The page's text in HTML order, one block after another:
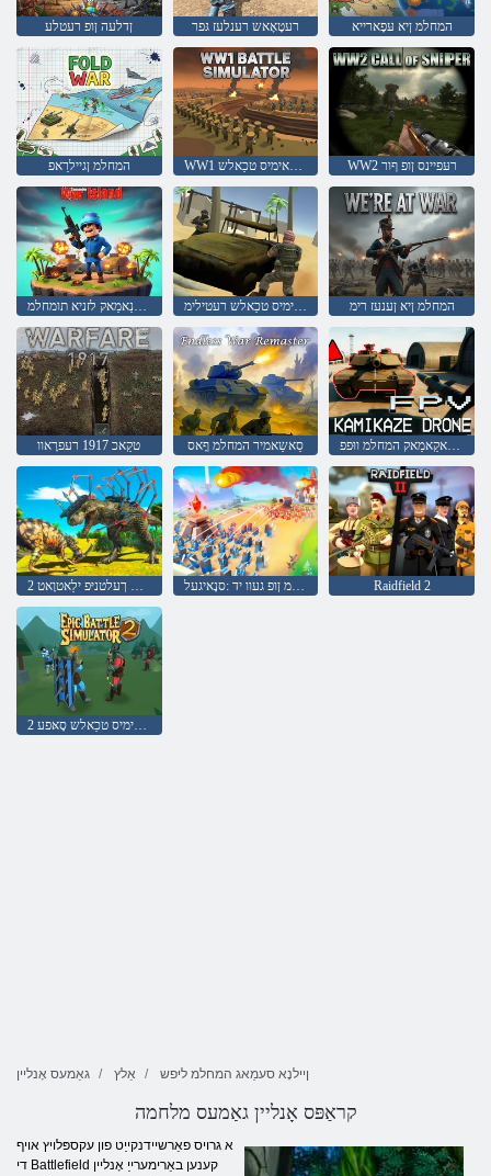
ןדלעה ןופ רעטלע רעטָאָאש רענלעז גּפר המחלמ ןיא עּפָארייא
המחלמ ןגיילרַאפ WW1 רעטיילַאימיס טכַאלש WW2 רעּפיינס ןופ ףור
רעטיילַאימיס טכַאלש רעטילימ המחלמ ןיא ןענעז רימ
טקַאכ 1917 רעפרָאוו סַאשַאמיר המחלמ ףָאס ןוָארד זַאקַאמַאק המחלמ ווּפפ
המחלמ ןופ געוו יד :סנָאיגעל Raidfield 2
2 רעטיילַאימיס טכַאלש סָאּפע
גאַמעס אָנליין אַלץ ןיילנָא סעמַאג המחלמ ליּפש
קראַפּס אָנליין גאַמעס מלחמה
א גרויס פאַרשיידנקייַט פון עקספּלויץ אויף
די Battlefield קענען באַרימערייַ אָנליין